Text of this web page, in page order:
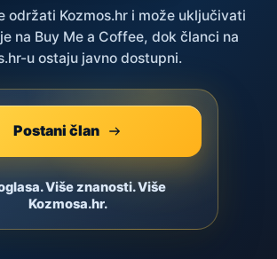
održati Kozmos.hr i može uključivati
na Buy Me a Coffee, dok članci na
u ostaju javno dostupni.
Postani član
Više znanosti. Više
Kozmosa.hr.